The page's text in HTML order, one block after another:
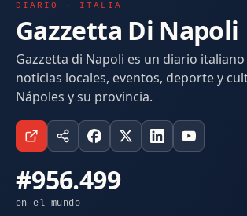
DIARIO · ITALIA
Gazzetta Di Napoli
Gazzetta di Napoli es un diario
noticias locales, eventos, deporte y
Nápoles y su provincia.
#956.499
en el mundo